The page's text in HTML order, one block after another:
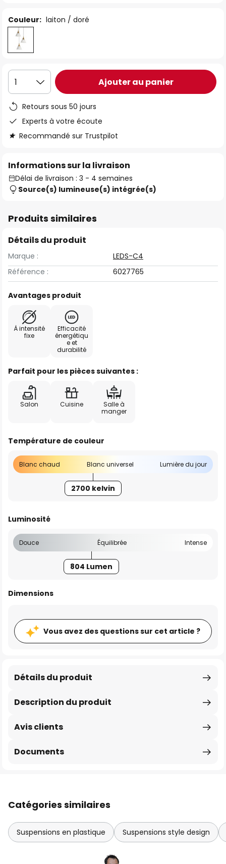
Couleur: laiton / doré
1 Ajouter au panier
Retours sous 50 jours
Experts à votre écoute
Recommandé sur Trustpilot
Informations sur la livraison
Délai de livraison : 3 - 4 semaines
Source(s) lumineuse(s) intégrée(s)
Produits similaires
Détails du produit
Marque :
LEDS-C4
Référence :
6027765
Avantages produit
À intensité
fixe
Efficacité
énergétiqu
e et
durabilité
Parfait pour les pièces suivantes :
Salon Cuisine
Salle à
manger
Température de couleur
Blanc chaud Blanc universel Lumière du jour
2700 kelvin
Luminosité
Douce Équilibrée Intense
804 Lumen
Dimensions
Vous avez des questions sur cet article ?
Description du produit
Détails du produit
Avis clients
Documents
Catégories similaires
Suspensions en plastique Suspensions style design